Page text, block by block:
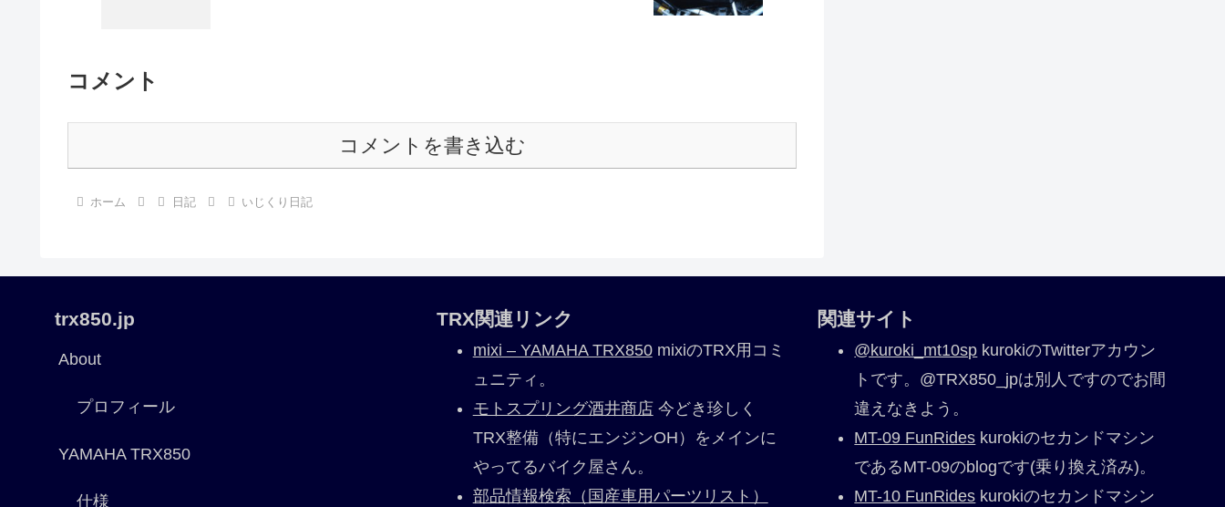
コメント
コメントを書き込む
ホーム 日記 いじくり日記
trx850.jp
About
プロフィール
YAMAHA TRX850
仕様
TRX関連リンク
mixi – YAMAHA TRX850mixiのTRX用コミ
ュニティ。
モトスプリング酒井商店今どき珍しく
TRX整備（特にエンジンOH）をメインに
やってるバイク屋さん。
部品情報検索（国産車用パーツリスト）
関連サイト
@kuroki_mt10sp kurokiのTwitterアカウン
トです。@TRX850_jpは別人ですのでお間
違えなきよう。
MT-09 FunRides kurokiのセカンドマシン
であるMT-09のblogです(乗り換え済み)。
MT-10 FunRides kurokiのセカンドマシン